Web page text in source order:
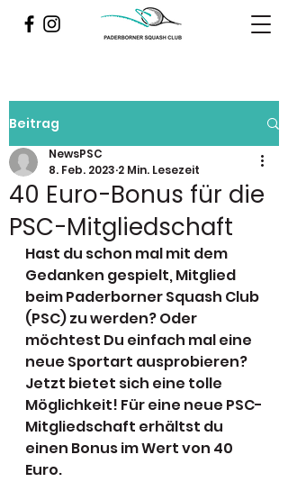
Beitrag
40 Euro-Bonus für die
PSC-Mitgliedschaft
NewsPSC
8. Feb. 2023 2 Min. Lesezeit
Hast du schon mal mit dem
Gedanken gespielt, Mitglied
beim Paderborner Squash Club
(PSC) zu werden? Oder
möchtest Du einfach mal eine
neue Sportart ausprobieren?
Jetzt bietet sich eine tolle
Möglichkeit! Für eine neue PSC-
Mitgliedschaft erhältst du
einen Bonus im Wert von 40
Euro.